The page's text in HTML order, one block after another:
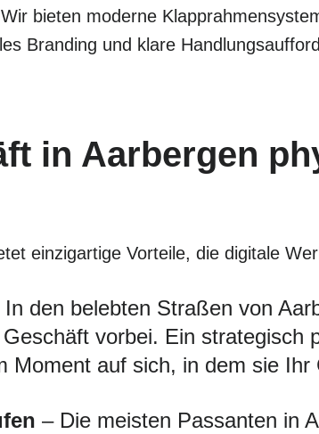
bieten moderne
Branding und klare
in Aarbergen
einzigartige Vorteile, die digitale
In den belebten Straßen von
vorbei. Ein strategisch
Moment auf sich, in dem sie
– Die meisten Passanten in